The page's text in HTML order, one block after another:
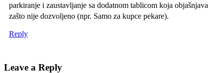
parkiranje i zaustavljanje sa dodatnom tablicom koja objašnjava
zašto nije dozvoljeno (npr. Samo za kupce pekare).
Reply
Leave a Reply